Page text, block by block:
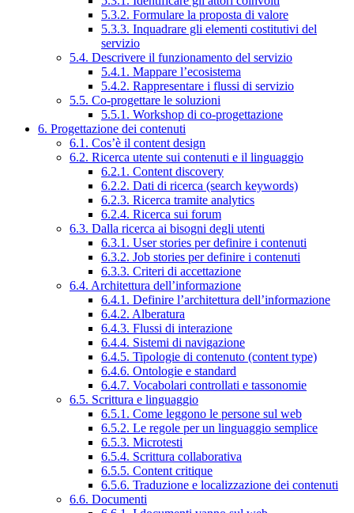
5.3.2. Formulare la proposta di valore
5.3.3. Inquadrare gli elementi costitutivi del
servizio
5.4. Descrivere il funzionamento del servizio
5.4.1. Mappare l’ecosistema
5.4.2. Rappresentare i flussi di servizio
5.5. Co-progettare le soluzioni
5.5.1. Workshop di co-progettazione
6. Progettazione dei contenuti
6.1. Cos’è il content design
6.2. Ricerca utente sui contenuti e il linguaggio
6.2.1. Content discovery
6.2.2. Dati di ricerca (search keywords)
6.2.3. Ricerca tramite analytics
6.2.4. Ricerca sui forum
6.3. Dalla ricerca ai bisogni degli utenti
6.3.1. User stories per definire i contenuti
6.3.2. Job stories per definire i contenuti
6.3.3. Criteri di accettazione
6.4. Architettura dell’informazione
6.4.1. Definire l’architettura dell’informazione
6.4.2. Alberatura
6.4.3. Flussi di interazione
6.4.4. Sistemi di navigazione
6.4.5. Tipologie di contenuto (content type)
6.4.6. Ontologie e standard
6.4.7. Vocabolari controllati e tassonomie
6.5. Scrittura e linguaggio
6.5.1. Come leggono le persone sul web
6.5.2. Le regole per un linguaggio semplice
6.5.3. Microtesti
6.5.4. Scrittura collaborativa
6.5.5. Content critique
6.5.6. Traduzione e localizzazione dei contenuti
6.6. Documenti